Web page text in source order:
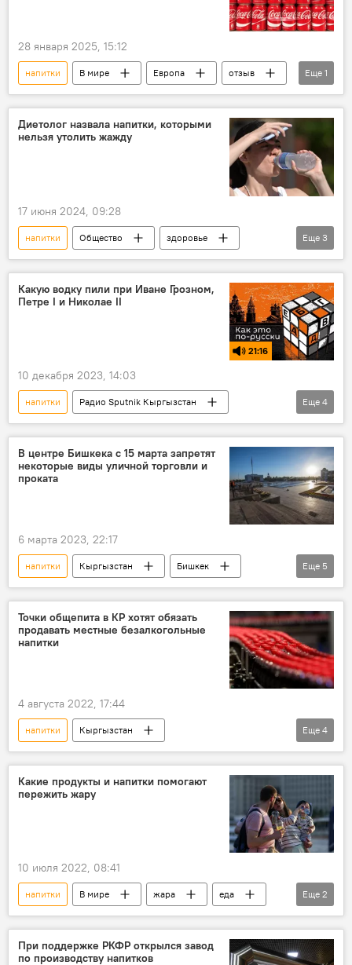
28 января 2025, 15:12
напитки В мире Европа
отзыв
Сoca-Cola
Еще 1
Диетолог назвала напитки, которыми
нельзя утолить жажду
17 июня 2024, 09:28
напитки Общество
здоровье
жара
врач жажда
Еще 3
Какую водку пили при Иване Грозном,
Петре I и Николае II
21:16
10 декабря 2023, 14:03
напитки
Радио Sputnik Кыргызстан
водка
настойка
алкоголь
лекарство
Подкасты РИА Новости
Еще 4
В центре Бишкека с 15 марта запретят
некоторые виды уличной торговли и
проката
6 марта 2023, 22:17
напитки Кыргызстан
Бишкек
Первомайский район
торговля
велопрокат мороженое
Еще 5
Точки общепита в КР хотят обязать
продавать местные безалкогольные
напитки
4 августа 2022, 17:44
напитки
Кыргызстан
Министерство экономики и коммерции КР
ассортимент
Еще 4
Какие продукты и напитки помогают
пережить жару
10 июля 2022, 08:41
напитки В мире жара
еда
диета
советы
Еще 2
При поддержке РКФР открылся завод
по производству напитков